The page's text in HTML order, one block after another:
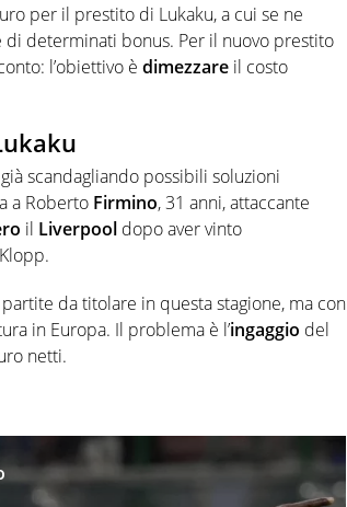
per il prestito di Lukaku, a cui se ne
di determinati bonus. Per il nuovo prestito
l’obiettivo è dimezzare il costo
scandagliando possibili soluzioni
a Roberto Firmino, 31 anni, attaccante
il Liverpool dopo aver vinto
da titolare in questa stagione, ma con
in Europa. Il problema è l’ingaggio del
netti.